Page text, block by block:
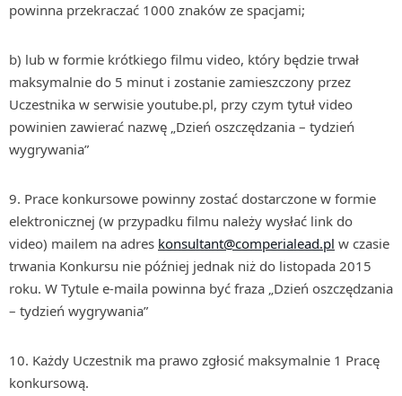
powinna przekraczać 1000 znaków ze spacjami;
b) lub w formie krótkiego filmu video, który będzie trwał
maksymalnie do 5 minut i zostanie zamieszczony przez
Uczestnika w serwisie youtube.pl, przy czym tytuł video
powinien zawierać nazwę „Dzień oszczędzania – tydzień
wygrywania”
Prace konkursowe powinny zostać dostarczone w formie
elektronicznej (w przypadku filmu należy wysłać link do
video) mailem na adres konsultant@comperialead.pl w czasie
trwania Konkursu nie później jednak niż do listopada 2015
roku. W Tytule e-maila powinna być fraza „Dzień oszczędzania
– tydzień wygrywania”
Każdy Uczestnik ma prawo zgłosić maksymalnie 1 Pracę
konkursową.